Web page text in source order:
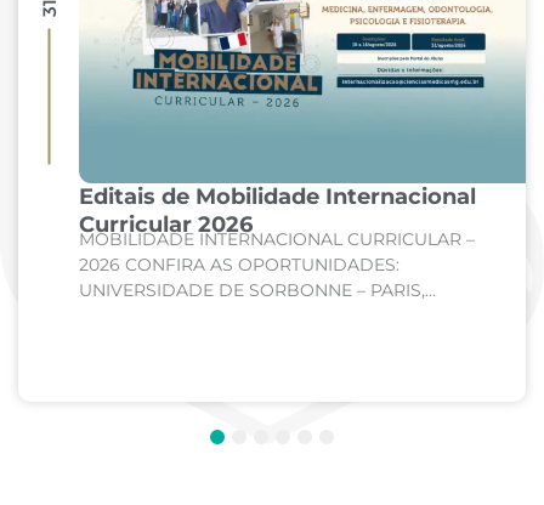
Editais de Mobilidade Internacional
Curricular 2026
MOBILIDADE INTERNACIONAL CURRICULAR –
2026 CONFIRA AS OPORTUNIDADES:
UNIVERSIDADE DE SORBONNE – PARIS,
4